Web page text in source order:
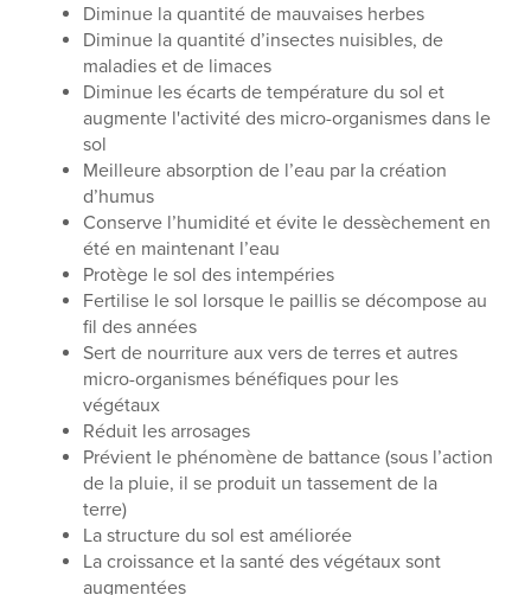
Diminue la quantité de mauvaises herbes
Diminue la quantité d’insectes nuisibles, de
maladies et de limaces
Diminue les écarts de température du sol et
augmente l'activité des micro-organismes dans le
sol
Meilleure absorption de l’eau par la création
d’humus
Conserve l’humidité et évite le dessèchement en
été en maintenant l’eau
Protège le sol des intempéries
Fertilise le sol lorsque le paillis se décompose au
fil des années
Sert de nourriture aux vers de terres et autres
micro-organismes bénéfiques pour les
végétaux
Réduit les arrosages
Prévient le phénomène de battance (sous l’action
de la pluie, il se produit un tassement de la
terre)
La structure du sol est améliorée
La croissance et la santé des végétaux sont
augmentées